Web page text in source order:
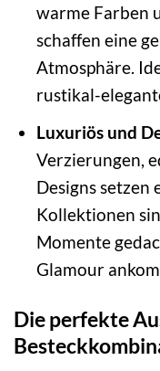
warme Farben
schaffen eine
Atmosphäre.
rustikal-
Luxuriös und
Verzierungen,
Designs setzen
Kollektionen
Momente
Glamour
Die perfekte